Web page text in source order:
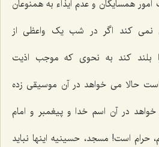
همسایگان و عدم ایذاء به همنوعان
نمی کند اگر در شب یک واعظی از
بلند کند به نحوی که موجب اذیت
حالا می خواهد در آن موسیقی زده
در آن اسم خدا و پیغمبر و امام
حرام است! مسجد، حسینیه اینها نباید